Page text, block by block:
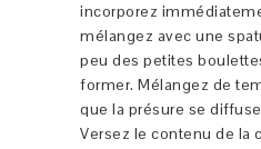
incorporez
mélangez avec une
peu des petites
former. Mélangez de
que la présure se
Versez le contenu de la